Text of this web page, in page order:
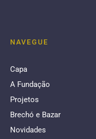
NAVEGUE
Capa
A Fundação
Projetos
Brechó e Bazar
Novidades